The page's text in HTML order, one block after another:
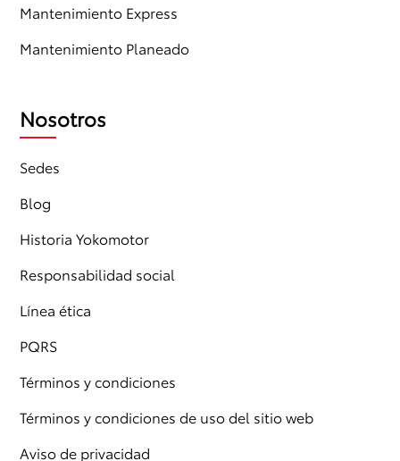
Mantenimiento Express
Mantenimiento Planeado
Nosotros
Sedes
Blog
Historia Yokomotor
Responsabilidad social
Línea ética
PQRS
Términos y condiciones
Términos y condiciones de uso del sitio web
Aviso de privacidad